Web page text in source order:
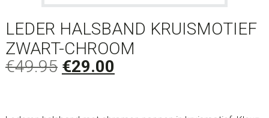
LEDER HALSBAND KRUISMOTIEF
ZWART-CHROOM
€49.95 Oorspronkelijke
€29.00